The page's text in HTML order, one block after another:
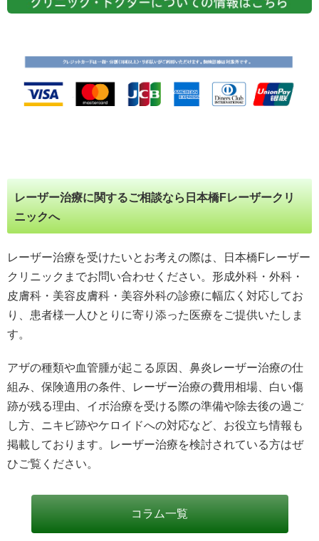
レーザー治療に関するご相談なら日本橋Fレーザークリ
ニックへ
レーザー治療を受けたいとお考えの際は、日本橋Fレーザー
クリニックまでお問い合わせください。形成外科・外科・
皮膚科・美容皮膚科・美容外科の診療に幅広く対応してお
り、患者様一人ひとりに寄り添った医療をご提供いたしま
す。
アザの種類や血管腫が起こる原因、鼻炎レーザー治療の仕
組み、保険適用の条件、レーザー治療の費用相場、白い傷
跡が残る理由、イボ治療を受ける際の準備や除去後の過ご
し方、ニキビ跡やケロイドへの対応など、お役立ち情報も
掲載しております。レーザー治療を検討されている方はぜ
ひご覧ください。
コラム一覧